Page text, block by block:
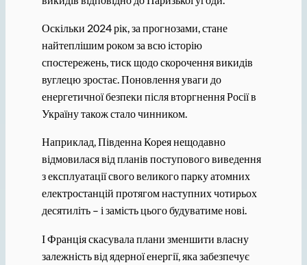
Оскільки 2024 рік, за прогнозами, стане
найтеплішим роком за всю історію
спостережень, тиск щодо скорочення викидів
вуглецю зростає. Поновлення уваги до
енергетичної безпеки після вторгнення Росії в
Україну також стало чинником.
Наприклад, Південна Корея нещодавно
відмовилася від планів поступового виведення
з експлуатації свого великого парку атомних
електростанцій протягом наступних чотирьох
десятиліть – і замість цього будуватиме нові.
І Франція скасувала плани зменшити власну
залежність від ядерної енергії, яка забезпечує